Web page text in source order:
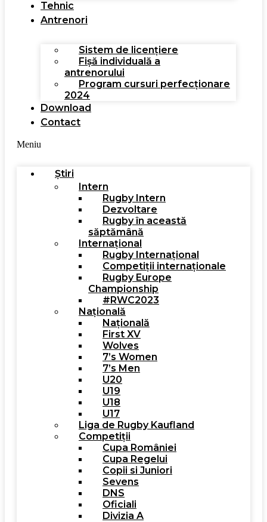
Tehnic
Antrenori
Sistem de licențiere
Fișă individuală a
antrenorului
Program cursuri perfecționare
2024
Download
Contact
Meniu
Știri
Intern
Rugby Intern
Dezvoltare
Rugby în această
săptămână
Internațional
Rugby Internațional
Competiții internaționale
Rugby Europe
Championship
#RWC2023
Națională
Națională
First XV
Wolves
7’s Women
7’s Men
U20
U19
U18
U17
Liga de Rugby Kaufland
Competiții
Cupa României
Cupa Regelui
Copii si Juniori
Sevens
DNS
Oficiali
Divizia A